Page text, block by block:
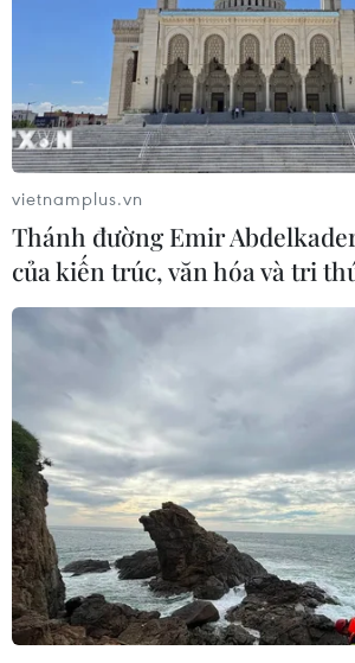
tại Olympic 2016
28/10/2016 07:18
28 vận động viên này thi đấu ở 11
bao gồm điền kinh hạng nặng, đua
hạng nhẹ, khúc côn cầu, các môn
bắn súng, thể dục dụng cụ...
Tổng thống Nga yêu cầu
vietnamplus.vn
Thánh đường Emir
của kiến trúc, văn hóa và tri